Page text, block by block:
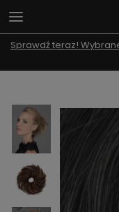
Sprawdź teraz!